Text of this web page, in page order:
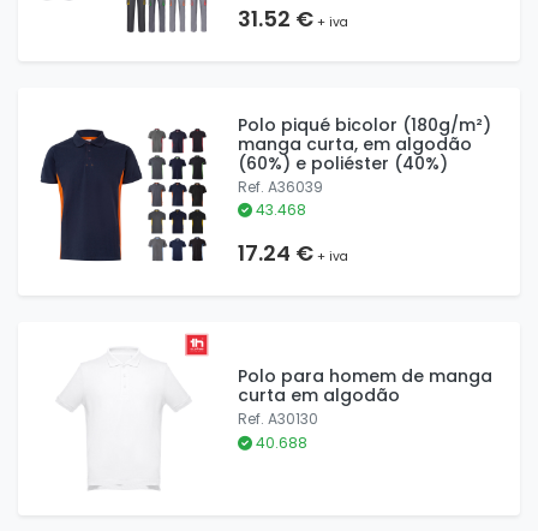
31.52 €+ iva
Polo piqué bicolor (180g/m²)
manga curta, em algodão
(60%) e poliéster (40%)
Ref. A36039
43.468
17.24 €+ iva
Polo para homem de manga
curta em algodão
Ref. A30130
40.688